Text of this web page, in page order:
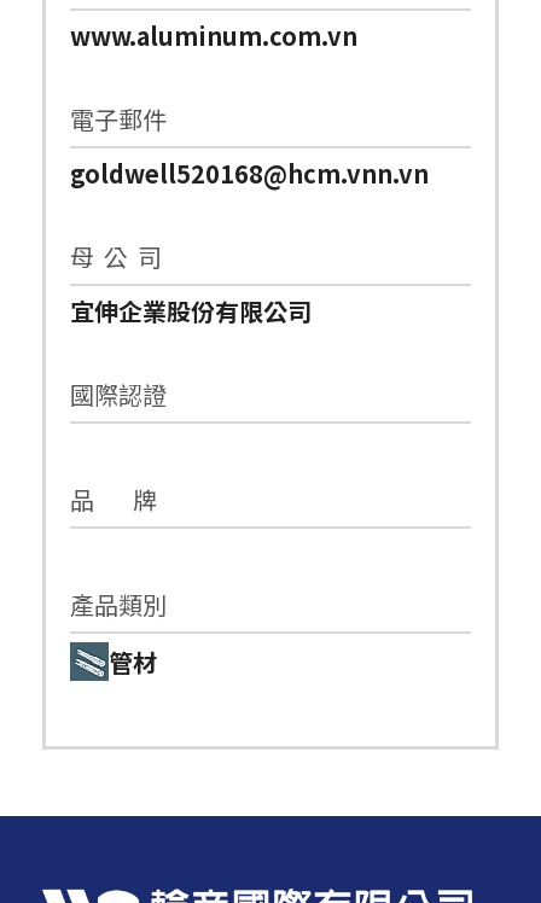
www.aluminum.com.vn
電子郵件
goldwell520168@hcm.vnn.vn
母 公 司
宜伸企業股份有限公司
國際認證
品 牌
產品類別
管材